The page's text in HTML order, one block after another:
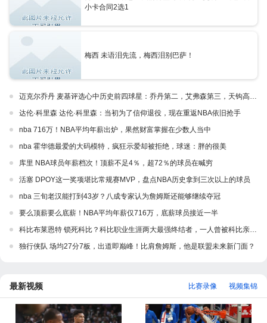
小卡合同2选1
梅西 未语泪先流，梅西泪别巴萨！
迈克尔乔丹 麦基评选心中历史前四球星：乔丹第二，艾弗森第三，天钩高居榜首
达伦·科里森 达伦·科里森：当初为了信仰退役，现在重返NBA依旧抢手
nba 716万！NBA平均年薪出炉，果然财富掌握在少数人当中
nba 霍华德最爱的大码模特，疯狂示爱却被拒绝，球迷：胖的很美
库里 NBA球员年薪档次！顶薪不足4％，超72％的球员在喊穷
活塞 DPOY这一奖项堪比常规赛MVP，盘点NBA历史拿到三次以上的球员
nba 三旬老汉能打到43岁？八成专家认为詹姆斯还能够继续夺冠
要么顶薪要么底薪！NBA平均年薪仅716万，底薪球员接近一半
科比布莱恩特 锁死科比？科比职业生涯两大最强终结者，一人曾被科比亲自认证
独行侠队 场均27分7板，出道即巅峰！比肩詹姆斯，他是联盟未来新门面？
最新视频 视频集锦
比赛录像